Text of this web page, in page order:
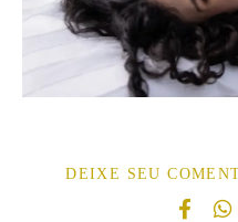
DEIXE SEU